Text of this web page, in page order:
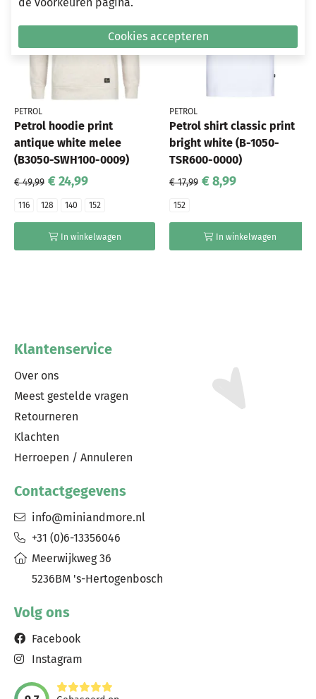
PETROL
Petrol hoodie print
antique white melee
(B3050-SWH100-0009)
€ 49,99 € 24,99
116 128 140 152
In winkelwagen
PETROL
Petrol shirt classic print
bright white (B-1050-
TSR600-0000)
€ 17,99 € 8,99
152
In winkelwagen
Klantenservice
Over ons
Meest gestelde vragen
Retourneren
Klachten
Herroepen / Annuleren
Contactgegevens
info@miniandmore.nl
+31 (0)6-13356046
Meerwijkweg 36
5236BM 's-Hertogenbosch
Volg ons
Facebook
Instagram
Cookies accepteren